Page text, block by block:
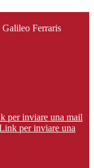
Ferraris
per inviare una mail
per inviare una